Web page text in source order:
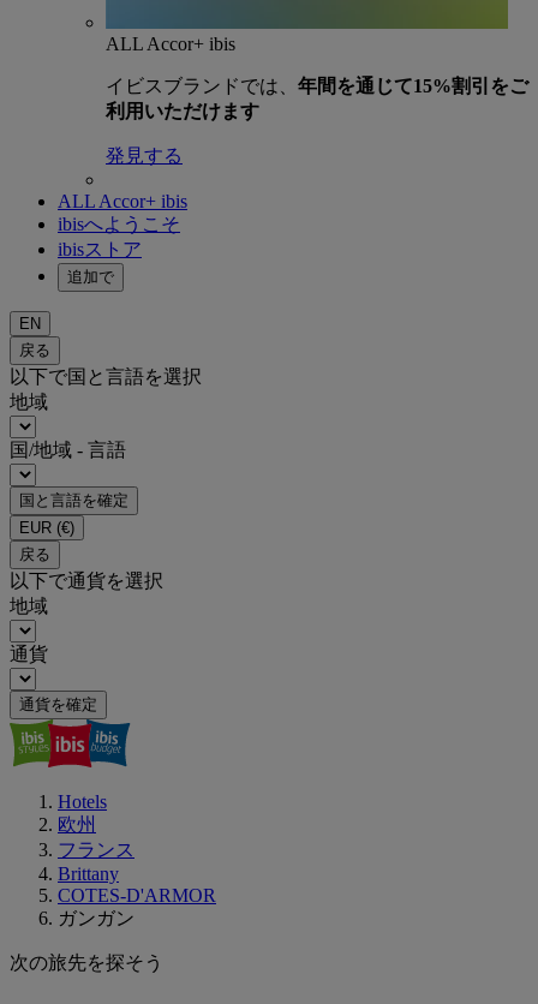
ALL Accor+ ibis
イビスブランドでは、 年間を通じて15%割引をご
利用いただけます
発見する
ALL Accor+ ibis
ibisへようこそ
ibisストア
追加で
EN
戻る
以下で国と言語を選択
地域
国/地域 - 言語
国と言語を確定
EUR (€)
戻る
以下で通貨を選択
地域
通貨
通貨を確定
Hotels
欧州
フランス
Brittany
COTES-D'ARMOR
ガンガン
次の旅先を探そう